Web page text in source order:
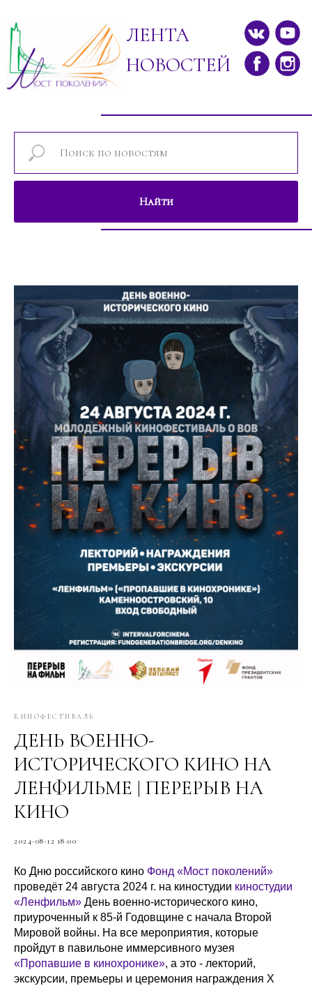
ЛЕНТА
НОВОСТЕЙ
Найти
КИНОФЕСТИВАЛЬ
ДЕНЬ ВОЕННО-
ИСТОРИЧЕСКОГО КИНО НА
ЛЕНФИЛЬМЕ | ПЕРЕРЫВ НА
КИНО
2024-08-12 18:00
Ко Дню российского кино Фонд «Мост поколений»
проведёт 24 августа 2024 г. на киностудии киностудии
«Ленфильм» День военно-исторического кино,
приуроченный к 85-й Годовщине с начала Второй
Мировой войны. На все мероприятия, которые
пройдут в павильоне иммерсивного музея
«Пропавшие в кинохронике», а это - лекторий,
экскурсии, премьеры и церемония награждения X